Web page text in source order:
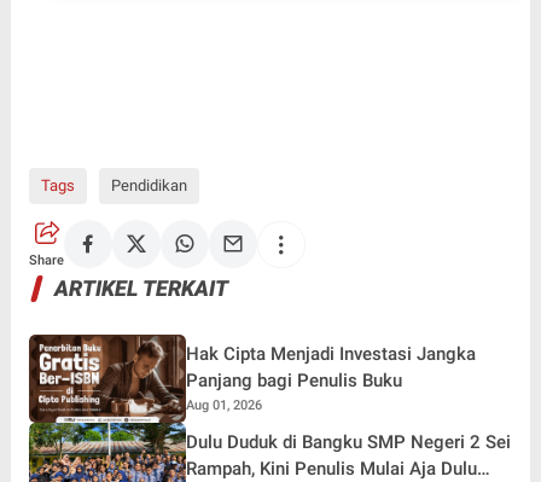
Tags Pendidikan
Share
ARTIKEL TERKAIT
Hak Cipta Menjadi Investasi Jangka
Panjang bagi Penulis Buku
Aug 01, 2026
Dulu Duduk di Bangku SMP Negeri 2 Sei
Rampah, Kini Penulis Mulai Aja Dulu